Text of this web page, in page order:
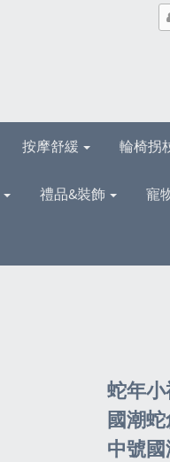
按摩舒緩 輪椅拐
禮品&裝飾 寵
蛇年小
國潮
中號